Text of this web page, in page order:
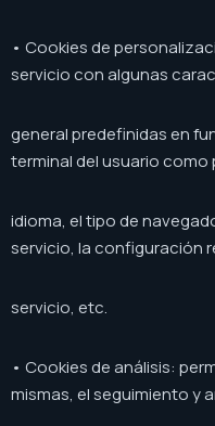
• Cookies de
servicio con algunas
general predefinidas en
terminal del usuario como
idioma, el tipo de
servicio, la configuración
servicio, etc.
• Cookies de análisis:
mismas, el seguimiento y